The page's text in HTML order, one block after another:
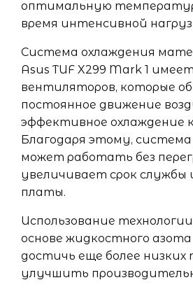
оптимальную
время интенсивной
Система охлаждения
Asus TUF X299 Mark 1
вентиляторов, которые
постоянное движение
эффективное охлаждение
Благодаря этому, система
может работать без
увеличивает срок службы
платы.
Использование
основе жидкостного
достичь еще более
улучшить